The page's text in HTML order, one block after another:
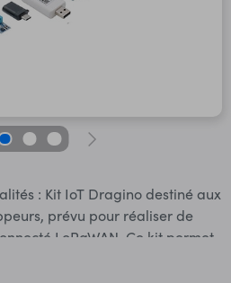
aux
prévu pour réaliser de
Ce kit permet
entre une carte compatible